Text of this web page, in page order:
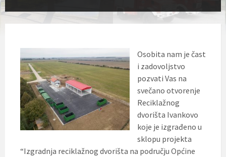
Osobita nam je čast
i zadovoljstvo
pozvati Vas na
svečano otvorenje
Reciklažnog
dvorišta Ivankovo
koje je izgrađeno u
sklopu projekta
“Izgradnja reciklažnog dvorišta na području Općine